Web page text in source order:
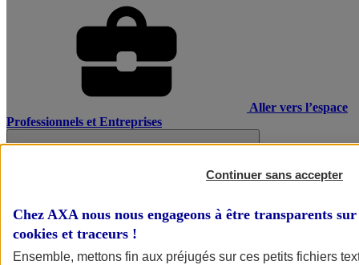
Aller vers l’espace
Professionnels et Entreprises
Continuer sans accepter
Chez AXA nous nous engageons à être transparents
cookies et traceurs !
Ensemble, mettons fin aux préjugés sur ces petits fichiers